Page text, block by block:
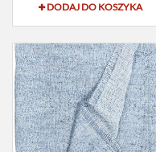
DODAJ DO KOSZYKA